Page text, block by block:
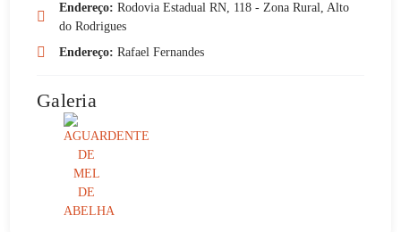
Endereço:Rodovia Estadual RN, 118 - Zona Rural, Alto
do Rodrigues
Endereço:Rafael Fernandes
Galeria